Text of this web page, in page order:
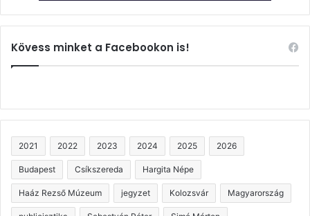
Kövess minket a Facebookon is!
2021 2022 2023 2024 2025 2026
Budapest Csíkszereda Hargita Népe
Haáz Rezső Múzeum jegyzet Kolozsvár Magyarország